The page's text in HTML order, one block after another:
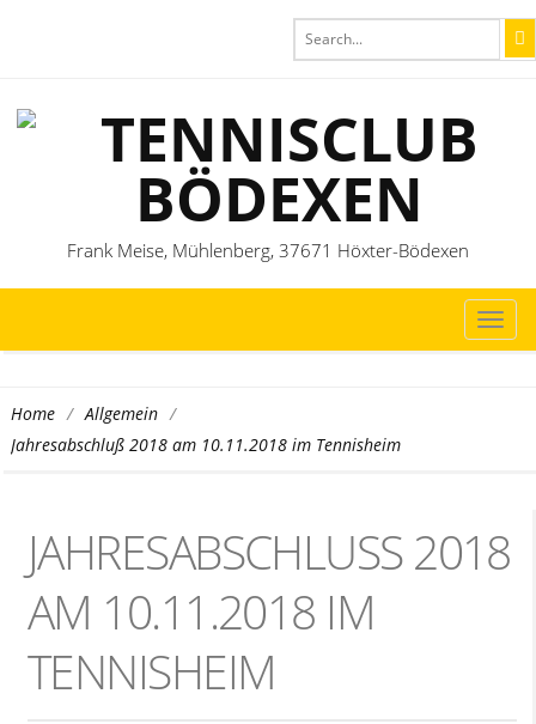
Frank Meise, Mühlenberg, 37671 Höxter-Bödexen
Home / Allgemein /
Jahresabschluß 2018 am 10.11.2018 im Tennisheim
JAHRESABSCHLUSS 2018 A
M 10.11.2018 IM T
ENNISHEIM